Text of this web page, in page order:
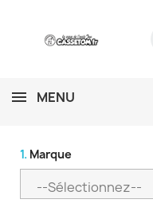
MENU
1. Marque